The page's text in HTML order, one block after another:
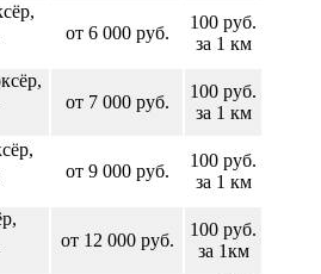
от 6 000 руб.
100 руб.
за 1 км
от 7 000 руб.
100 руб.
за 1 км
от 9 000 руб.
100 руб.
за 1 км
от 12 000 руб.
100 руб.
за 1км